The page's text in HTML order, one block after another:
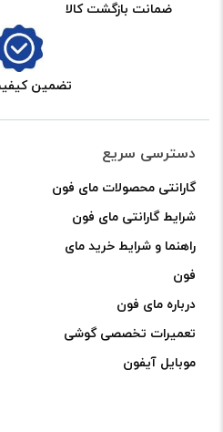
ضمانت بازگشت کالا
تضمین
دسترسی سریع
گارانتی محصولات مای فون
شرایط گارانتی مای فون
راهنما و شرایط خرید مای
فون
درباره مای فون
تعمیرات تخصصی گوشی
موبایل آیفون